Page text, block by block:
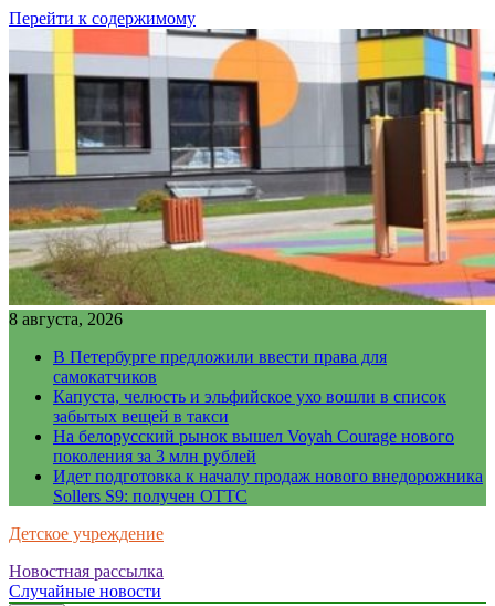
Перейти к содержимому
8 августа, 2026
В Петербурге предложили ввести права для
самокатчиков
Капуста, челюсть и эльфийское ухо вошли в список
забытых вещей в такси
На белорусский рынок вышел Voyah Courage нового
поколения за 3 млн рублей
Идет подготовка к началу продаж нового внедорожника
Sollers S9: получен ОТТС
Детское учреждение
Новостная рассылка
Случайные новости